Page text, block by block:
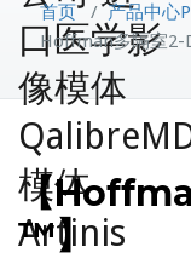
首页/产品中心
Hoffman多隔室
【
™】